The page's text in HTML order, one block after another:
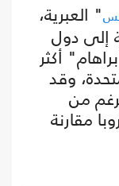
" العبرية،
إلى دول
أكثر
وقد
من
مقارنة